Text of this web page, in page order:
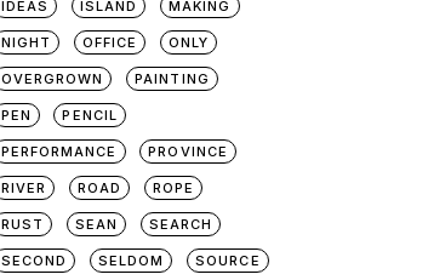
IDEAS ISLAND MAKING
NIGHT OFFICE ONLY
OVERGROWN PAINTING
PEN PENCIL
PERFORMANCE PROVINCE
RIVER ROAD ROPE
RUST SEAN SEARCH
SECOND SELDOM SOURCE